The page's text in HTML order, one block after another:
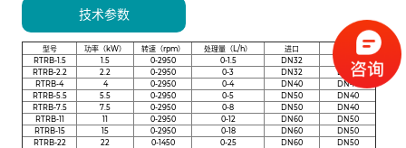
技术参数
型号 功率（kW） 转速（rpm） 处理量（L/h） 进口
RTRB-1.5
1.5 0-2950 0-1.5 DN32
DN25
RTRB-2.2
2.2 0-2950 0-3 DN32
DN32
RTRB-4
4 0-2950 0-4 DN40
DN40
RTRB-5.5
5.5 0-2950 0-5 DN50
DN40
RTRB-7.5
7.5 0-2950 0-8 DN50
DN40
RTRB-11
11 0-2950 0-12 DN60
DN50
RTRB-15
15 0-2950 0-18 DN60
DN50
RTRB-22
22 0-1450 0-25 DN60
DN50